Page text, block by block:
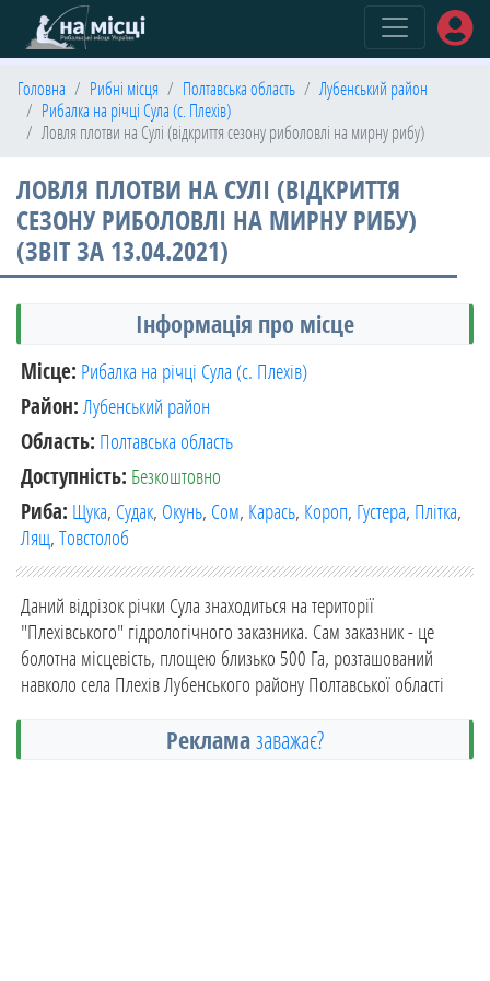
Головна Рибні місця Полтавська область
Лубенський район
Рибалка на річці Сула (с. Плехів)
Ловля плотви на Сулі (відкриття сезону риболовлі на мирну рибу)
ЛОВЛЯ ПЛОТВИ НА СУЛІ (ВІДКРИТТЯ
СЕЗОНУ РИБОЛОВЛІ НА МИРНУ РИБУ)
(ЗВІТ ЗА 13.04.2021)
Інформація про місце
Місце: Рибалка на річці Сула (с. Плехів)
Район:Лубенський район
Область: Полтавська область
Доступність: Безкоштовно
Риба: Щука, Судак, Окунь, Сом, Карась, Короп, Густера, Плітка,
Лящ,Товстолоб
Даний відрізок річки Сула знаходиться на території
"Плехівського" гідрологічного заказника. Сам заказник - це
болотна місцевість, площею близько 500 Га, розташований
навколо села Плехів Лубенського району Полтавської області
Рекламазаважає?